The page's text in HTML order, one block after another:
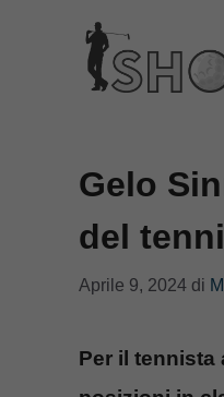
contenuto
Gelo
del
Aprile 9, 2024 di
Per il tennista